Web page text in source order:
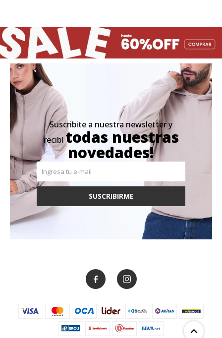
Suscribite a nuestra newsletter y
recibítodas nuestras
novedades!
SUSCRIBIRME
 